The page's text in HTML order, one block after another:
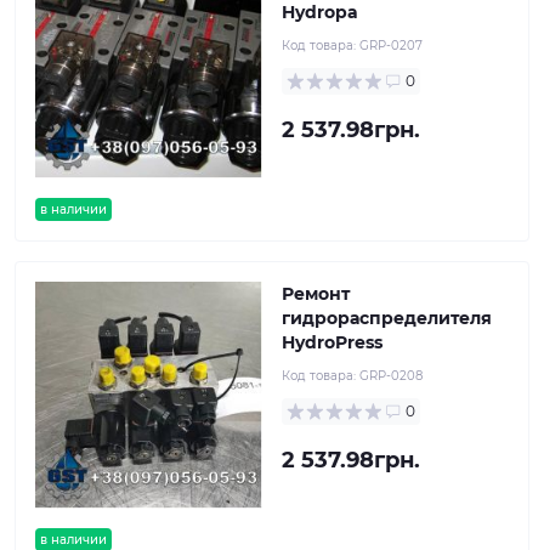
в наличии
Hydropa
Код товара: GRP-0207
0
2 537.98грн.
в наличии
Ремонт
гидрораспределителя
HydroPress
Код товара: GRP-0208
0
2 537.98грн.